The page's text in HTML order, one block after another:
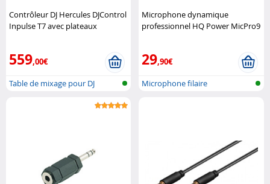
Contrôleur DJ Hercules DJControl
Inpulse T7 avec plateaux
559,00€
Table de mixage pour DJ
Microphone dynamique
professionnel HQ Power MicPro9
29,90€
Microphone filaire